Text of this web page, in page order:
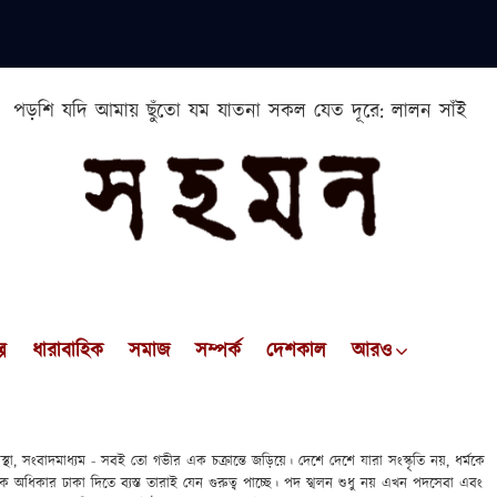
পড়শি যদি আমায় ছুঁতো যম যাতনা সকল যেত দূরে: লালন সাঁই
ধারাবাহিক সমাজ সম্পর্ক দেশকাল আরও
সংবাদমাধ্যম - সবই তো গভীর এক চক্রান্তে জড়িয়ে। দেশে দেশে যারা সংস্কৃতি নয়, ধর্মকে
অধিকার ঢাকা দিতে ব্যস্ত তারাই যেন গুরুত্ব পাচ্ছে। পদ স্খলন শুধু নয় এখন পদসেবা এবং